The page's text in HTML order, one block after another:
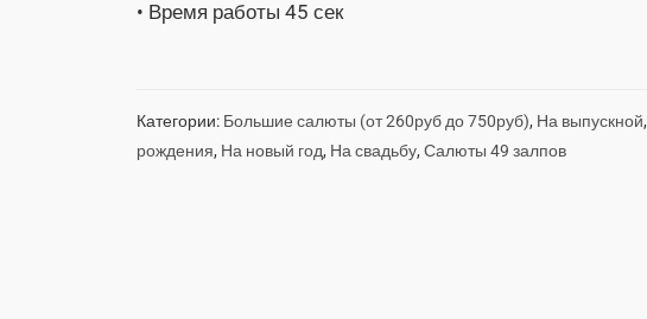
• Время работы 45 сек
Категории: Большие салюты (от 260руб до 750руб), На выпускной,
рождения, На новый год, На свадьбу, Салюты 49 залпов